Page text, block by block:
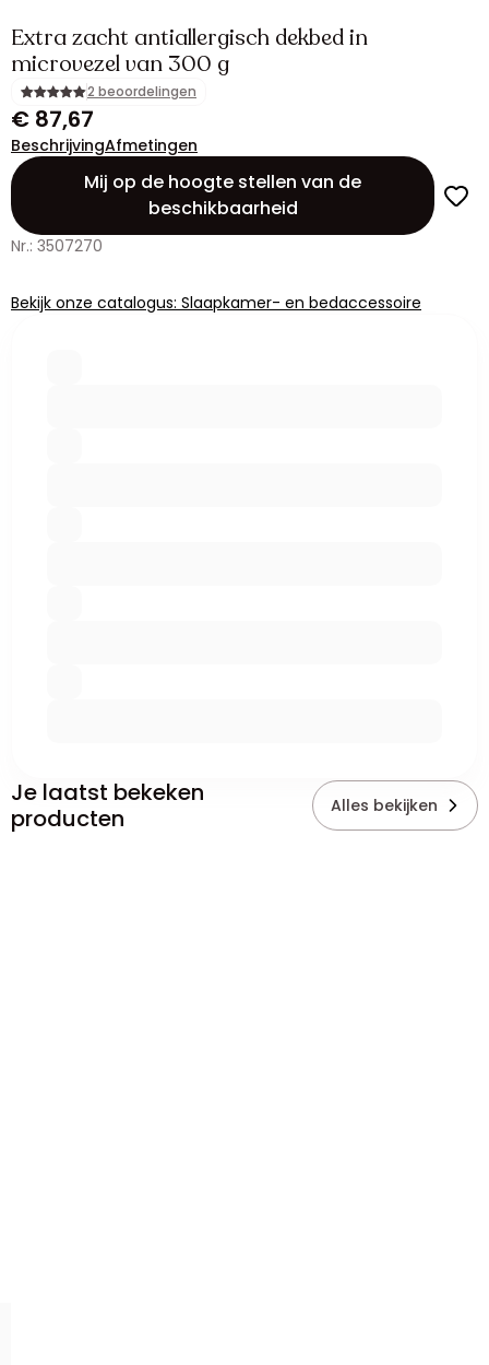
Extra zacht antiallergisch dekbed in
microvezel van 300 g
2 beoordelingen
€ 87,67
BeschrijvingAfmetingen
Mij op de hoogte stellen van de
beschikbaarheid
Nr.: 3507270
Bekijk onze catalogus: Slaapkamer- en bedaccessoire
Je laatst bekeken
producten
Alles bekijken